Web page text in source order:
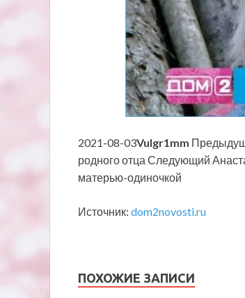
2021-08-03Vulgr1mm
родного отца Следующий
матерью-одиночкой
Источник: dom2novosti.ru
ПОХОЖИЕ ЗАПИСИ